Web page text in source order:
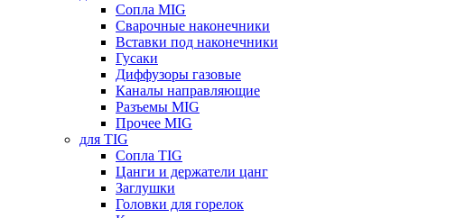
Сопла MIG
Сварочные наконечники
Вставки под наконечники
Гусаки
Диффузоры газовые
Каналы направляющие
Разъемы MIG
Прочее MIG
для TIG
Сопла TIG
Цанги и держатели цанг
Заглушки
Головки для горелок